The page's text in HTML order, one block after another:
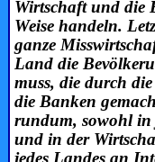
Wirtschaft und die
Weise handeln.
ganze
Land die
muss, die durch
die Banken
rundum, sowohl in
und in der
jedes Landes an